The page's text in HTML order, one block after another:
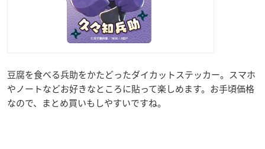
豆腐を食べる兵助をかたどったダイカットステッカー。スマホ
やノートなどお好きなところに貼って楽しめます。お手頃価格
なので、まとめ買いもしやすいですね。